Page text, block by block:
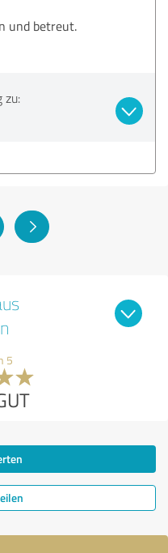
und betreut.
zu:
5